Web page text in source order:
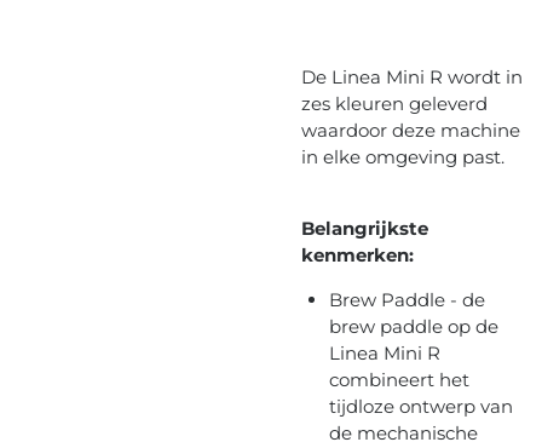
De Linea Mini R wordt in
zes kleuren geleverd
waardoor deze machine
in elke omgeving past.
Belangrijkste
kenmerken:
Brew Paddle - de
brew paddle op de
Linea Mini R
combineert het
tijdloze ontwerp van
de mechanische